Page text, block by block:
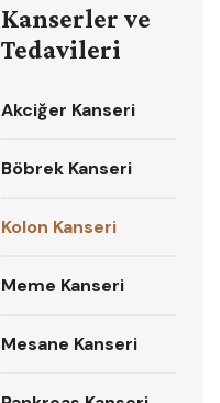
Kanserler ve
Tedavileri
Akciğer Kanseri
Böbrek Kanseri
Kolon Kanseri
Meme Kanseri
Mesane Kanseri